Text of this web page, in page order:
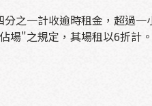
之一計收逾時租金，超過一
場"之規定，其場租以6折計。